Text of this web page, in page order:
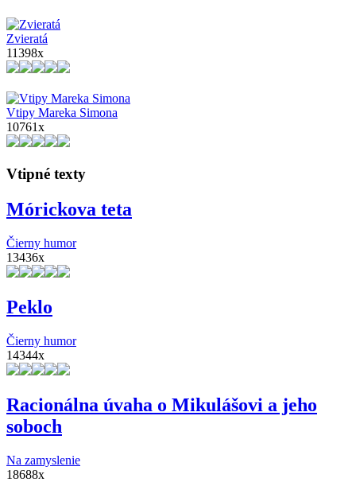
Zvieratá
11398x
Vtipy Mareka Simona
10761x
Vtipné texty
Mórickova teta
Čierny humor
13436x
Peklo
Čierny humor
14344x
Racionálna úvaha o Mikulášovi a jeho
soboch
Na zamyslenie
18688x